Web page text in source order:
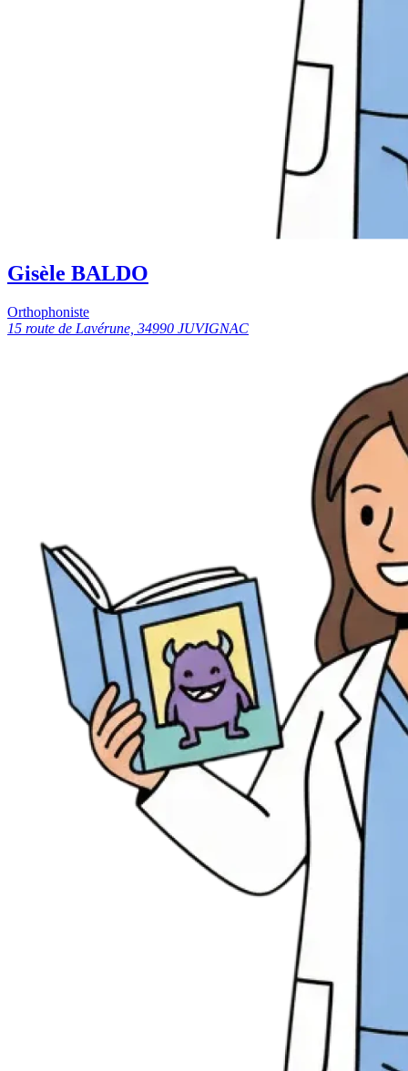
Gisèle BALDO
Orthophoniste
15 route de Lavérune, 34990 JUVIGNAC